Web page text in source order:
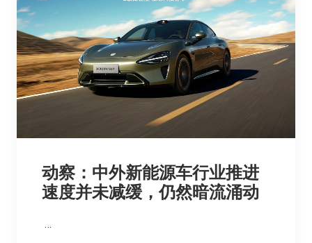
动察：中外新能源车行业推进
速度并未减缓，仍然暗流涌动
…